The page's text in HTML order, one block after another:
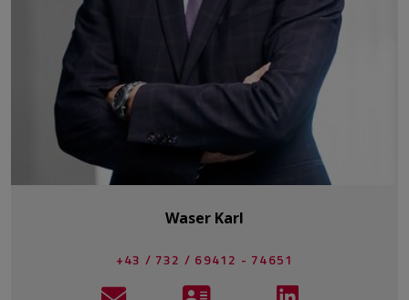
Waser Karl
+43 / 732 / 69412 - 74651